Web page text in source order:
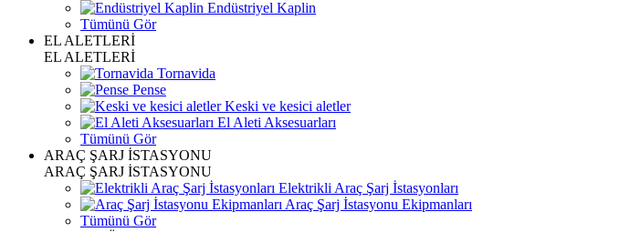
Endüstriyel Kaplin
Tümünü Gör
EL ALETLERİ
EL ALETLERİ
Tornavida
Pense
Keski ve kesici aletler
El Aleti Aksesuarları
Tümünü Gör
ARAÇ ŞARJ İSTASYONU
ARAÇ ŞARJ İSTASYONU
Elektrikli Araç Şarj İstasyonları
Araç Şarj İstasyonu Ekipmanları
Tümünü Gör